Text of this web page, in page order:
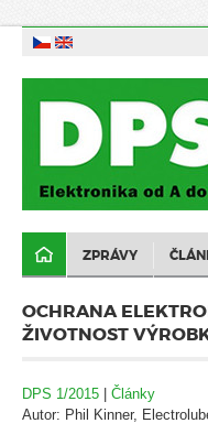
ZPRÁVY
OCHRANA
ŽIVOTNOST
DPS 1/2015 | Články
Autor: Phil Kinner,